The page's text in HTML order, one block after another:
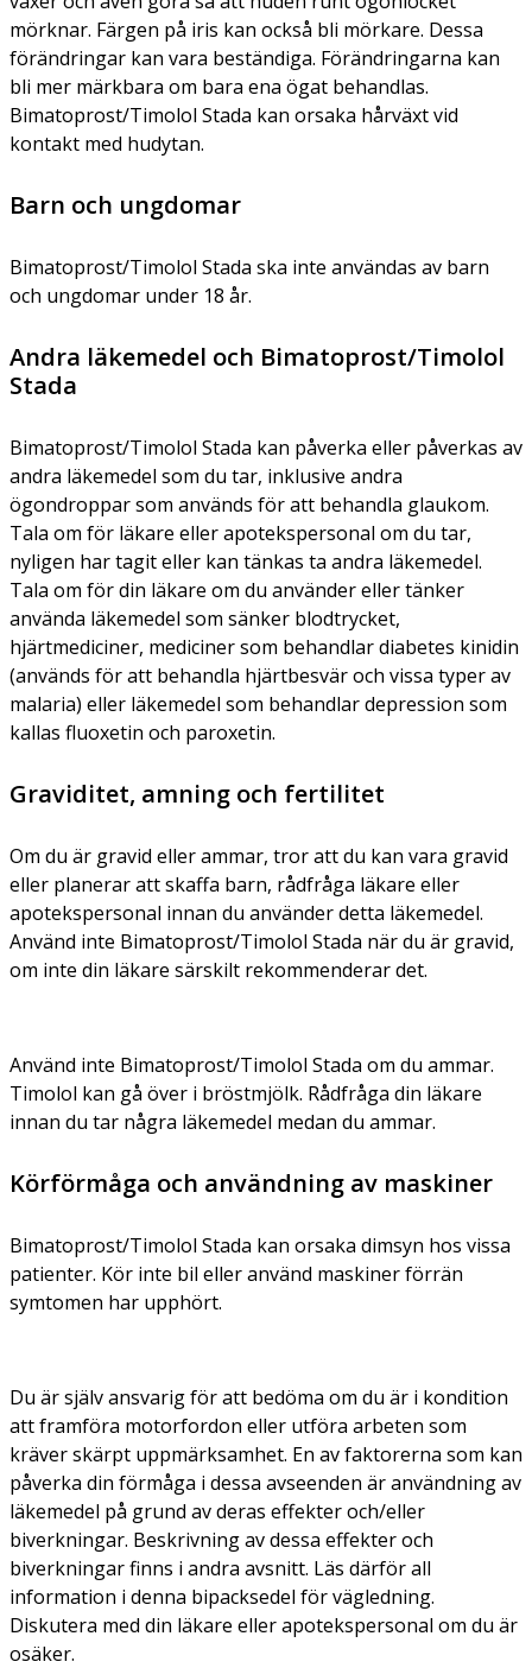
mörknar. Färgen på iris kan också bli mörkare. Dessa
förändringar kan vara beständiga. Förändringarna kan
bli mer märkbara om bara ena ögat behandlas.
Bimatoprost/Timolol Stada kan orsaka hårväxt vid
kontakt med hudytan.
Barn och ungdomar
Bimatoprost/Timolol Stada ska inte användas av barn
och ungdomar under 18 år.
Andra läkemedel och Bimatoprost/Timolol
Stada
Bimatoprost/Timolol Stada kan påverka eller påverkas av
andra läkemedel som du tar, inklusive andra
ögondroppar som används för att behandla glaukom.
Tala om för läkare eller apotekspersonal om du tar,
nyligen har tagit eller kan tänkas ta andra läkemedel.
Tala om för din läkare om du använder eller tänker
använda läkemedel som sänker blodtrycket,
hjärtmediciner, mediciner som behandlar diabetes kinidin
(används för att behandla hjärtbesvär och vissa typer av
malaria) eller läkemedel som behandlar depression som
kallas fluoxetin och paroxetin.
Graviditet, amning och fertilitet
Om du är gravid eller ammar, tror att du kan vara gravid
eller planerar att skaffa barn, rådfråga läkare eller
apotekspersonal innan du använder detta läkemedel.
Använd inte Bimatoprost/Timolol Stada när du är gravid,
om inte din läkare särskilt rekommenderar det.
Använd inte Bimatoprost/Timolol Stada om du ammar.
Timolol kan gå över i bröstmjölk. Rådfråga din läkare
innan du tar några läkemedel medan du ammar.
Körförmåga och användning av maskiner
Bimatoprost/Timolol Stada kan orsaka dimsyn hos vissa
patienter. Kör inte bil eller använd maskiner förrän
symtomen har upphört.
Du är själv ansvarig för att bedöma om du är i kondition
att framföra motorfordon eller utföra arbeten som
kräver skärpt uppmärksamhet. En av faktorerna som kan
påverka din förmåga i dessa avseenden är användning av
läkemedel på grund av deras effekter och/eller
biverkningar. Beskrivning av dessa effekter och
biverkningar finns i andra avsnitt. Läs därför all
information i denna bipacksedel för vägledning.
Diskutera med din läkare eller apotekspersonal om du är
osäker.